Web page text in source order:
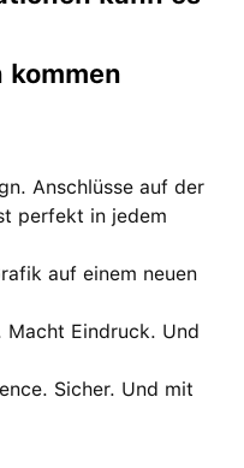
Anschlüsse auf der
perfekt in jedem
auf einem neuen
Macht Eindruck. Und
Sicher. Und mit